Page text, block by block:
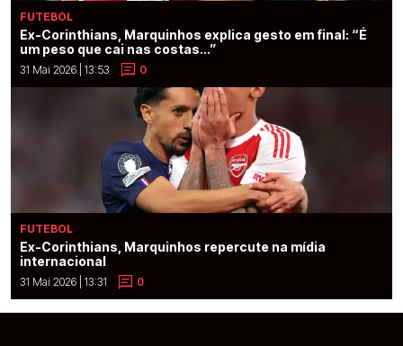
FUTEBOL
Ex-Corinthians, Marquinhos explica gesto em final: “É
um peso que cai nas costas...”
31 Mai 2026 | 13:53 0
FUTEBOL
Ex-Corinthians, Marquinhos repercute na mídia
internacional
31 Mai 2026 | 13:31 0